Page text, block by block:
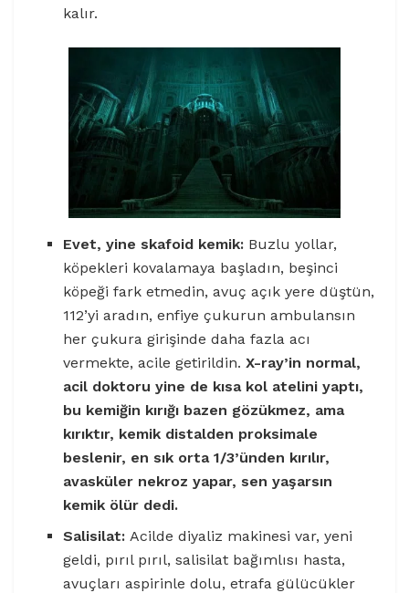
kalır.
Evet, yine skafoid kemik: Buzlu yollar,
köpekleri kovalamaya başladın, beşinci
köpeği fark etmedin, avuç açık yere düştün,
112’yi aradın, enfiye çukurun ambulansın
her çukura girişinde daha fazla acı
vermekte, acile getirildin.X-ray’in normal,
acil doktoru yine de kısa kol atelini yaptı,
bu kemiğin kırığı bazen gözükmez, ama
kırıktır, kemik distalden proksimale
beslenir, en sık orta 1/3’ünden kırılır,
avasküler nekroz yapar, sen yaşarsın
kemik ölür dedi.
Salisilat: Acilde diyaliz makinesi var, yeni
geldi, pırıl pırıl, salisilat bağımlısı hasta,
avuçları aspirinle dolu, etrafa gülücükler